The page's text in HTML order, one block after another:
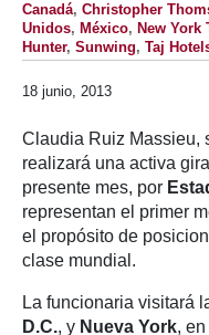
Canadá, Christopher
Unidos, México, New York
Hunter, Sunwing, Taj
18 junio, 2013
Claudia Ruiz Massieu,
realizará una activa
presente mes, por
representan el primer
el propósito de
clase mundial.
La funcionaria visitará
D.C., y Nueva York,